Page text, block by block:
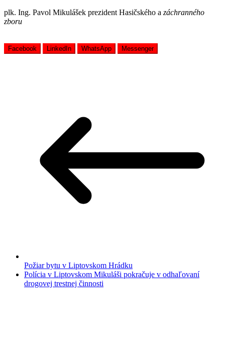
plk. Ing. Pavol Mikulášek prezident Hasičského a záchranného
zboru
Facebook LinkedIn WhatsApp Messenger
Požiar bytu v Liptovskom Hrádku
Polícia v Liptovskom Mikuláši pokračuje v odhaľovaní
drogovej trestnej činnosti